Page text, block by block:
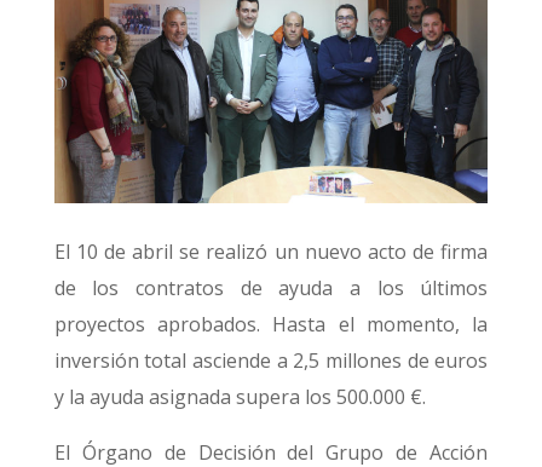
El 10 de abril se realizó un nuevo acto de firma
de los contratos de ayuda a los últimos
proyectos aprobados. Hasta el momento, la
inversión total asciende a 2,5 millones de euros
y la ayuda asignada supera los 500.000 €.
El Órgano de Decisión del Grupo de Acción